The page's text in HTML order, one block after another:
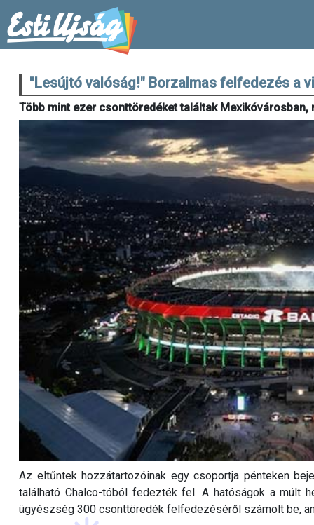
"Lesújtó valóság!" Borzalmas felfedezés a
Több mint ezer csonttöredéket találtak
Az eltűntek hozzátartozóinak egy csoportja pénteken
található Chalco-tóból fedezték fel. A hatóságok a múlt
ügyészség 300 csonttöredék felfedezéséről számolt be,